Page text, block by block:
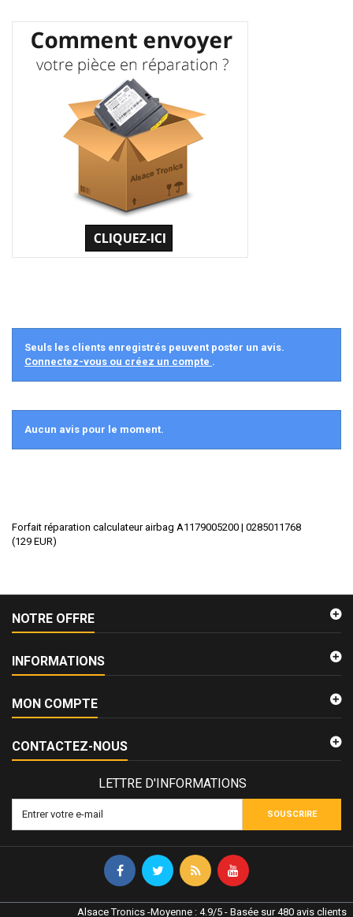
Seuls les clients enregistrés peuvent poster un avis.
Connectez-vous ou créez un compte .
Aucun avis pour le moment.
Forfait réparation calculateur airbag A1179005200 | 0285011768
(129 EUR)
NOTRE OFFRE
INFORMATIONS
MON COMPTE
CONTACTEZ-NOUS
LETTRE D'INFORMATIONS
SOUSCRIRE
Alsace Tronics -Moyenne : 4.9/5 - Basée sur480 avis clients